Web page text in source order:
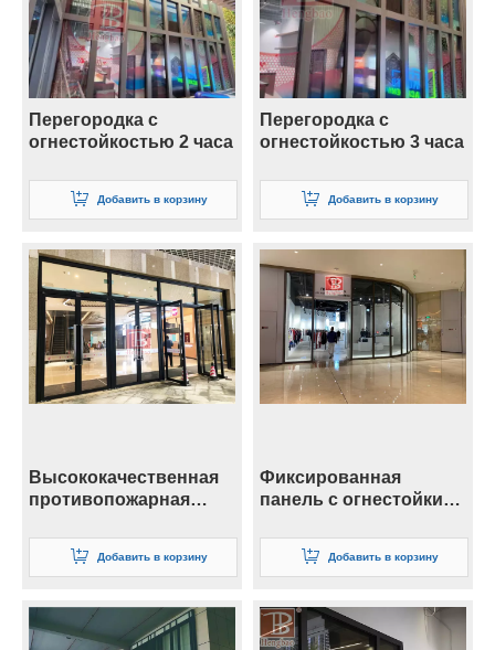
Перегородка с
огнестойкостью 2 часа
Добавить в корзину
Перегородка с
огнестойкостью 3 часа
Добавить в корзину
Высококачественная
противопожарная
для остекления
Добавить в корзину
Фиксированная
панель с огнестойким
Добавить в корзину